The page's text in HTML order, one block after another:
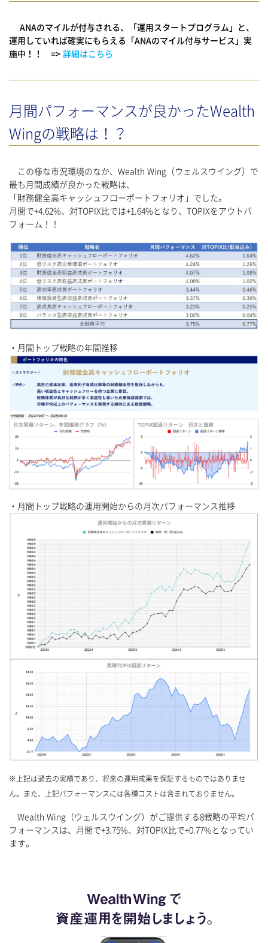
ANAのマイルが付与される、「運用スタートプログラム」と、
運用していれば確実にもらえる「ANAのマイル付与サービス」実
施中！！ => 詳細はこちら
月間パフォーマンスが良かったWealth
Wingの戦略は！？
この様な市況環境のなか、Wealth Wing（ウェルスウイング）で
最も月間成績が良かった戦略は、
「財務健全高キャッシュフローポートフォリオ」でした。
月間で+4.62%、対TOPIX比では+1.64%となり、TOPIXをアウトパ
フォーム！！
・月間トップ戦略の年間推移
・月間トップ戦略の運用開始からの月次パフォーマンス推移
※上記は過去の実績であり、将来の運用成果を保証するものではありませ
ん。また、上記パフォーマンスには各種コストは含まれておりません。
Wealth Wing（ウェルスウイング）がご提供する8戦略の平均パ
フォーマンスは、月間で+3.75%、対TOPIX比で+0.77%となってい
ます。